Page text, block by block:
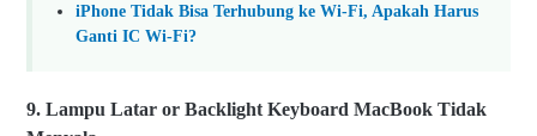
iPhone Tidak Bisa Terhubung ke Wi-Fi, Apakah Harus
Ganti IC Wi-Fi?
9. Lampu Latar or Backlight Keyboard MacBook Tidak